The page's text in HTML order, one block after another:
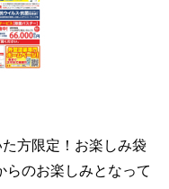
方限定！お楽しみ袋
らのお楽しみとなって